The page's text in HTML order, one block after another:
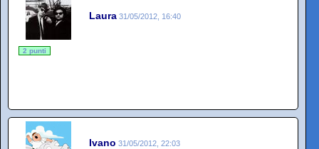
Laura 31/05/2012, 16:40
2 punti
Ivano 31/05/2012, 22:03